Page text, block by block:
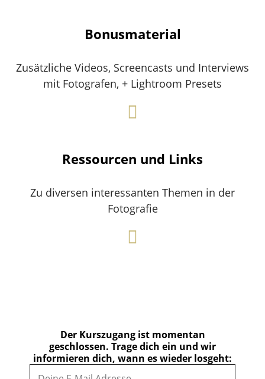
Bonusmaterial
Zusätzliche Videos, Screencasts und Interviews
mit Fotografen, + Lightroom Presets
Ressourcen und Links
Zu diversen interessanten Themen in der
Fotografie
Der Kurszugang ist momentan
geschlossen. Trage dich ein und wir
informieren dich, wann es wieder losgeht: